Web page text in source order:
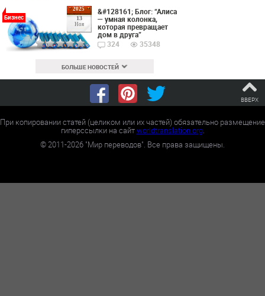
2025
13
Ноя
Бизнес
&#128161; Блог: “Алиса
— умная колонка,
которая превращает
дом в друга”
324
35348
БОЛЬШЕ НОВОСТЕЙ
ВВЕРХ
При копировании статей (целиком или их частей) обязательно размещение
гиперссылки на сайтworldtranslation.org.
©2011-2026 "Мир переводов". Все права защищены.